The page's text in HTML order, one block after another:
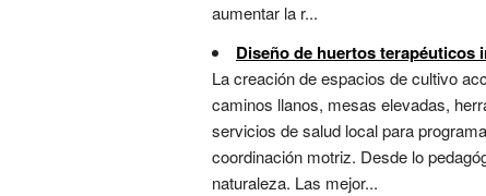
aumentar la r...
Diseño de huertos terapéuticos
La creación de espacios de cultivo
caminos llanos, mesas elevadas,
servicios de salud local para
coordinación motriz. Desde lo
naturaleza. Las mejor...